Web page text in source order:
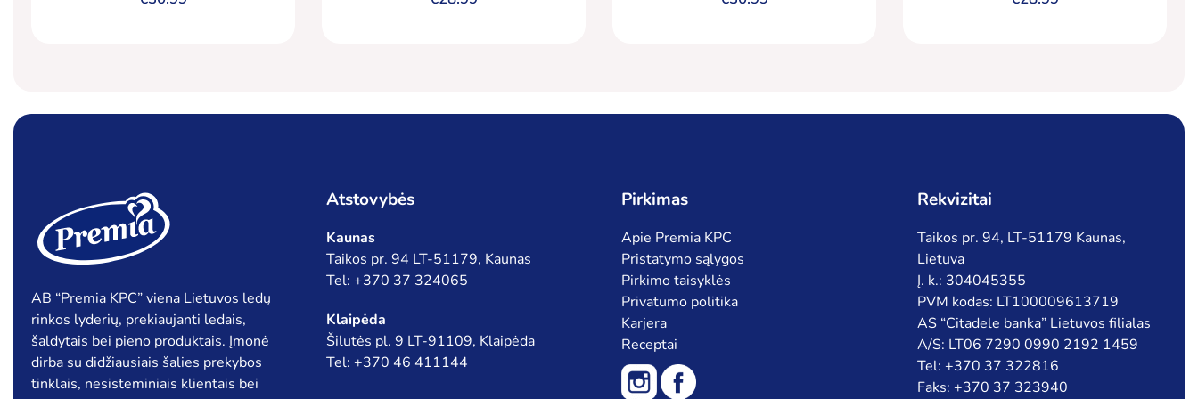
(5 %) ir braškiniais valgomaisiais
gabalėliais, 5000 ml
AB “Premia KPC” viena Lietuvos ledų
rinkos lyderių, prekiaujanti ledais,
šaldytais bei pieno produktais. Įmonė
dirba su didžiausiais šalies prekybos
tinklais, nesisteminiais klientais bei
Atstovybės
Kaunas
Taikos pr. 94 LT-51179, Kaunas
Tel: +370 37 324065
Klaipėda
Šilutės pl. 9 LT-91109, Klaipėda
Tel: +370 46 411144
Pirkimas
Apie Premia KPC
Pristatymo sąlygos
Pirkimo taisyklės
Privatumo politika
Karjera
Receptai
Rekvizitai
Taikos pr. 94, LT-51179 Kaunas,
Lietuva
Į. k.: 304045355
PVM kodas: LT100009613719
AS “Citadele banka” Lietuvos filialas
A/S: LT06 7290 0990 2192 1459
Tel: +370 37 322816
Faks: +370 37 323940